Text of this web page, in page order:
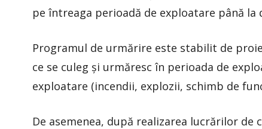
pe întreaga perioadă de exploatare până la
Programul de urmărire este stabilit de
ce se culeg și urmăresc în perioada de
exploatare (incendii, explozii, schimb de
De asemenea, după realizarea lucrărilor